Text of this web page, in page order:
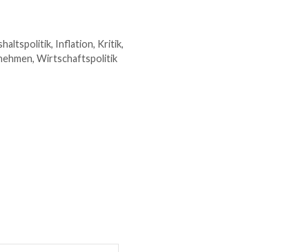
, Inflation, Kritik,
, Wirtschaftspolitik